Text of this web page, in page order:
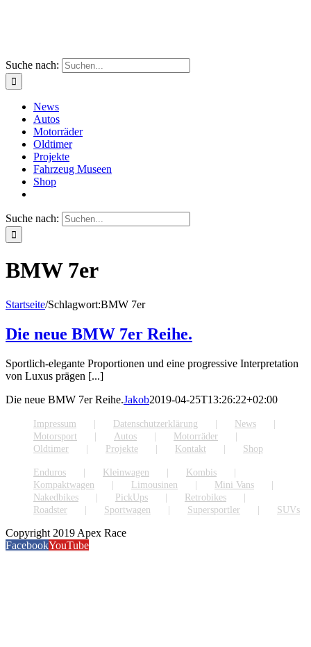
Suche nach:
News
Autos
Motorräder
Oldtimer
Projekte
Fahrzeug Museen
Shop
Suche nach:
BMW 7er
Startseite/Schlagwort:BMW 7er
Die neue BMW 7er Reihe.
Sportlich-elegante Proportionen und eine progressive Interpretation
von Luxus prägen [...]
Die neue BMW 7er Reihe.Jakob2019-04-25T13:26:22+02:00
Impressum Datenschutzerklärung
News
Motorsport
Autos
Motorräder
Oldtimer
Projekte Kontakt Shop
Enduros Kleinwagen
Kombis
Kompaktwagen
Limousinen
Mini Vans
Nakedbikes
PickUps
Retrobikes
Roadster
Sportwagen Supersportler SUVs
Copyright 2019 Apex Race
FacebookYouTube